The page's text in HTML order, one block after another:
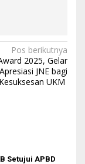
Pos berikutnya
2025, Gelar
JNE bagi
Kesuksesan UKM
Setujui APBD